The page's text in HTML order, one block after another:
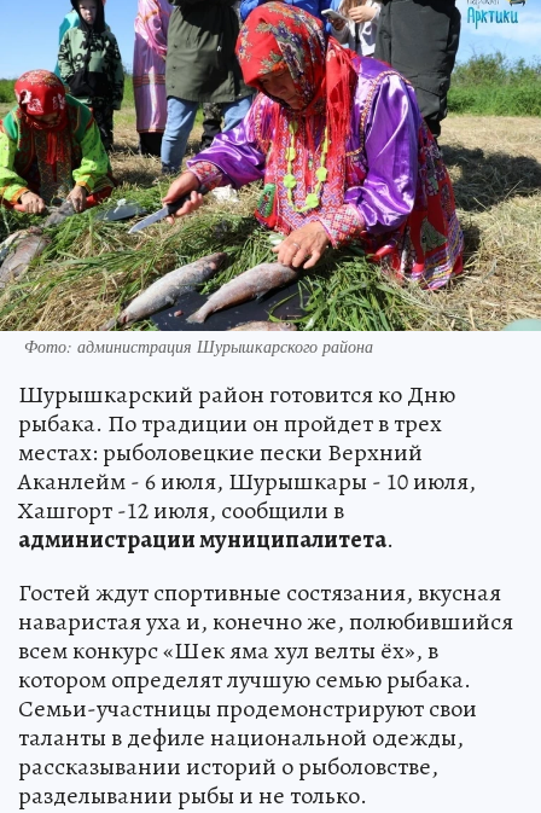
Фото: администрация Шурышкарского района
Шурышкарский район готовится ко Дню
рыбака. По традиции он пройдет в трех
местах: рыболовецкие пески Верхний
Аканлейм - 6 июля, Шурышкары - 10 июля,
Хашгорт -12 июля, сообщили в
администрации муниципалитета.
Гостей ждут спортивные состязания, вкусная
наваристая уха и, конечно же, полюбившийся
всем конкурс «Шек яма хул велты ёх», в
котором определят лучшую семью рыбака.
Семьи-участницы продемонстрируют свои
таланты в дефиле национальной одежды,
рассказывании историй о рыболовстве,
разделывании рыбы и не только.